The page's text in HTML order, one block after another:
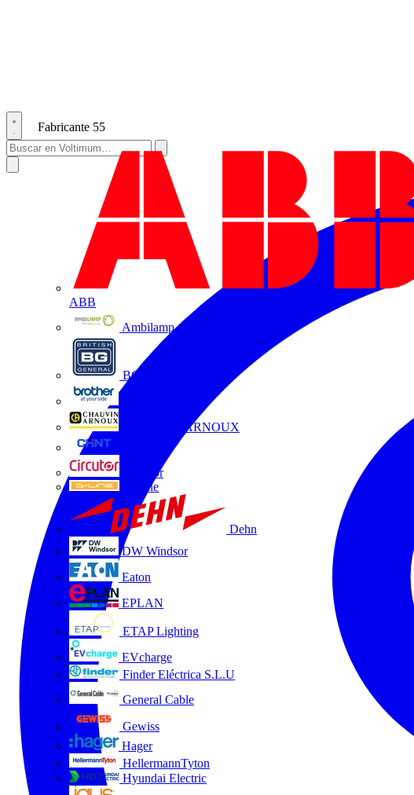
Fabricante 55
ABB
Ambilamp
BG Electrical
CHAUVIN ARNOUX
Circutor
D-Line
Dehn
DW Windsor
Eaton
EPLAN
ETAP Lighting
EVcharge
Finder Eléctrica S.L.U
General Cable
Gewiss
Hager
HellermannTyton
Hyundai Electric